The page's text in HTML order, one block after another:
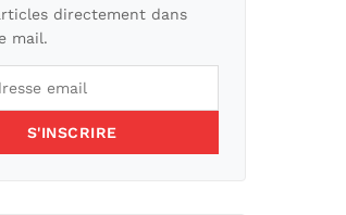
directement dans
mail.
S'INSCRIRE